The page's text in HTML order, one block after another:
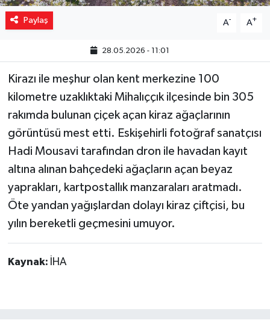
Paylaş A- A+
28.05.2026 - 11:01
Kirazı ile meşhur olan kent merkezine 100
kilometre uzaklıktaki Mihalıççık ilçesinde bin 305
rakımda bulunan çiçek açan kiraz ağaçlarının
görüntüsü mest etti. Eskişehirli fotoğraf sanatçısı
Hadi Mousavi tarafından dron ile havadan kayıt
altına alınan bahçedeki ağaçların açan beyaz
yaprakları, kartpostallık manzaraları aratmadı.
Öte yandan yağışlardan dolayı kiraz çiftçisi, bu
yılın bereketli geçmesini umuyor.
Kaynak: İHA